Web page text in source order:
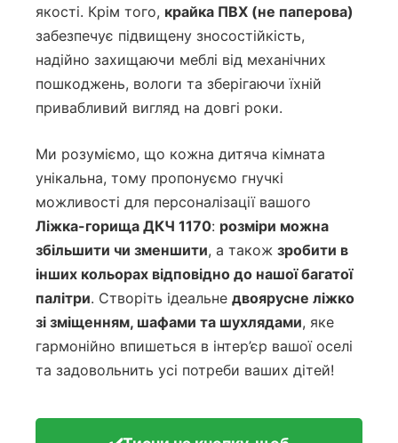
якості. Крім того, крайка ПВХ (не паперова)
забезпечує підвищену зносостійкість,
надійно захищаючи меблі від механічних
пошкоджень, вологи та зберігаючи їхній
привабливий вигляд на довгі роки.
Ми розуміємо, що кожна дитяча кімната
унікальна, тому пропонуємо гнучкі
можливості для персоналізації вашого
Ліжка-горища ДКЧ 1170: розміри можна
збільшити чи зменшити, а також зробити в
інших кольорах відповідно до нашої багатої
палітри. Створіть ідеальне двоярусне ліжко
зі зміщенням, шафами та шухлядами, яке
гармонійно впишеться в інтер’єр вашої оселі
та задовольнить усі потреби ваших дітей!